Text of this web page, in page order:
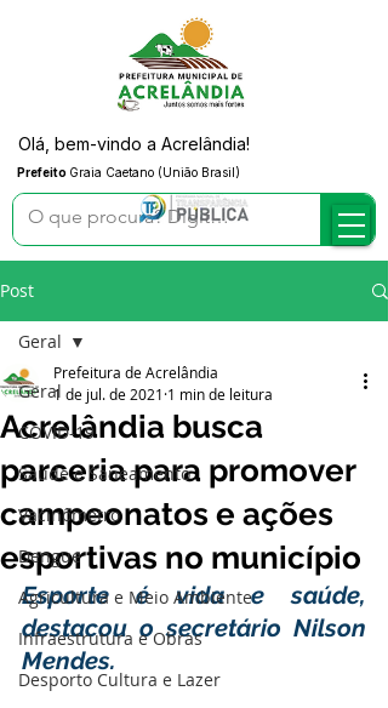
Prefeito Graia Caetano (União Brasil)
Olá, bem-vindo a Acrelândia!
Post
Geral
COVID-19
Saúde e Saneamento
Vacinômetro
Dengue
Agricultura e Meio Ambiente
Infraestrutura e Obras
Desporto Cultura e Lazer
Geral
Acrelândia busca
parceria para promover
campeonatos e ações
esportivas no município
Prefeitura de Acrelândia
1 de jul. de 2021 1 min de leitura
Esporte é vida e saúde,
destacou o secretário Nilson
Mendes.